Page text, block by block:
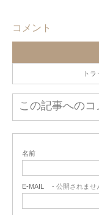
コメント
ト
この記事へのコ
名前
E-MAIL - 公開されませ